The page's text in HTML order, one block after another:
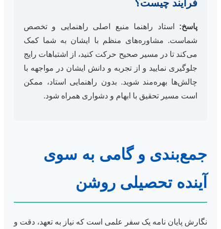
فرآیند چیست؟
پاسخ: استاد راهنما منبع اصلی راهنمایی و تخصص
شماست. مشاوره‌های منظم با ایشان به شما کمک
می‌کند تا در مسیر صحیح حرکت کنید، از اشتباهات رایج
جلوگیری نمایید و از تجربه و دانش ایشان در مواجهه با
چالش‌ها بهره‌مند شوید. بدون راهنمایی استاد، ممکن
است مسیر تحقیق با ابهام و دشواری همراه شود.
جمع‌بندی و گامی به سوی
آینده تحصیلی روشن
نگارش پایان نامه یک سفر علمی است که نیاز به تعهد، دقت و